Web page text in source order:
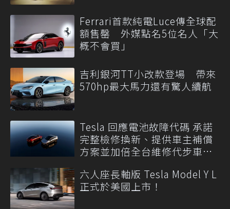
Ferrari首款純電Luce傳全球配
額售罄 外媒點名5位名人「大
概不會買」
吉利銀河TT小改款登場 帶來
570hp最大馬力還有驚人續航
Tesla 回應電池故障代碼 承諾
完整檢修換新、提供車主補償
方案並加倍全台維修代步車數
六人座長軸版 Tesla Model Y L
正式於美國上市！